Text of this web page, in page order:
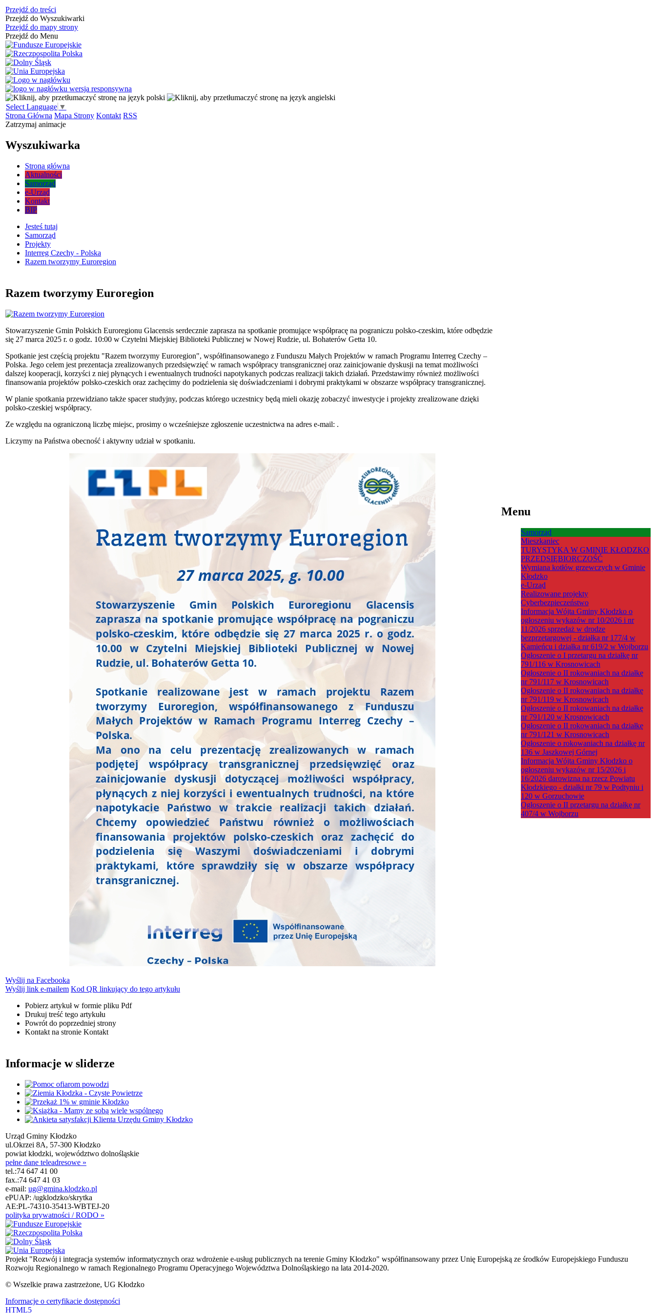
Przejdź do treści
Przejdź do Wyszukiwarki
Przejdź do mapy strony
Przejdź do Menu
Select Language ▼
Strona Główna Mapa Strony Kontakt RSS
Zatrzymaj animacje
Wyszukiwarka
Strona główna
Aktualności
Samorząd
e-Urząd
Kontakt
BIP
Jesteś tutaj
Samorząd
Projekty
Interreg Czechy - Polska
Razem tworzymy Euroregion
Razem tworzymy Euroregion
Stowarzyszenie Gmin Polskich Euroregionu Glacensis serdecznie zaprasza na spotkanie promujące współpracę na pograniczu polsko-czeskim, które odbędzie
się 27 marca 2025 r. o godz. 10:00 w Czytelni Miejskiej Biblioteki Publicznej w Nowej Rudzie, ul. Bohaterów Getta 10.
Spotkanie jest częścią projektu "Razem tworzymy Euroregion", współfinansowanego z Funduszu Małych Projektów w ramach Programu Interreg Czechy –
Polska. Jego celem jest prezentacja zrealizowanych przedsięwzięć w ramach współpracy transgranicznej oraz zainicjowanie dyskusji na temat możliwości
dalszej kooperacji, korzyści z niej płynących i ewentualnych trudności napotykanych podczas realizacji takich działań. Przedstawimy również możliwości
finansowania projektów polsko-czeskich oraz zachęcimy do podzielenia się doświadczeniami i dobrymi praktykami w obszarze współpracy transgranicznej.
W planie spotkania przewidziano także spacer studyjny, podczas którego uczestnicy będą mieli okazję zobaczyć inwestycje i projekty zrealizowane dzięki
polsko-czeskiej współpracy.
Ze względu na ograniczoną liczbę miejsc, prosimy o wcześniejsze zgłoszenie uczestnictwa na adres e-mail: .
Liczymy na Państwa obecność i aktywny udział w spotkaniu.
Wyślij na Facebooka
Wyślij link e-mailem Kod QR linkujący do tego artykułu
Pobierz artykuł w formie pliku Pdf
Drukuj treść tego artykułu
Powrót do poprzedniej strony
Kontakt na stronie Kontakt
Menu
Samorząd
Mieszkaniec
TURYSTYKA W GMINIE KŁODZKO
PRZEDSIĘBIORCZOŚĆ
Wymiana kotłów grzewczych w Gminie
Kłodzko
e-Urząd
Realizowane projekty
Cyberbezpieczeństwo
Informacja Wójta Gminy Kłodzko o
ogłoszeniu wykazów nr 10/2026 i nr
11/2026 sprzedaż w drodze
bezprzetargowej - działka nr 177/4 w
Kamieńcu i działka nr 619/2 w Wojborzu
Ogłoszenie o I przetargu na działkę nr
791/116 w Krosnowicach
Ogłoszenie o II rokowaniach na działkę
nr 791/117 w Krosnowicach
Ogłoszenie o II rokowaniach na działkę
nr 791/119 w Krosnowicach
Ogłoszenie o II rokowaniach na działkę
nr 791/120 w Krosnowicach
Ogłoszenie o II rokowaniach na działkę
nr 791/121 w Krosnowicach
Ogłoszenie o rokowaniach na działkę nr
136 w Jaszkowej Górnej
Informacja Wójta Gminy Kłodzko o
ogłoszeniu wykazów nr 15/2026 i
16/2026 darowizna na rzecz Powiatu
Kłodzkiego - działki nr 79 w Podtyniu i
120 w Gorzuchowie
Ogłoszenie o II przetargu na działkę nr
407/4 w Wojborzu
Informacje w sliderze
Urząd Gminy Kłodzko
ul.Okrzei 8A, 57-300 Kłodzko
powiat kłodzki, województwo dolnośląskie
pełne dane teleadresowe »
tel.:74 647 41 00
fax.:74 647 41 03
e-mail: ug@gmina.klodzko.pl
ePUAP: /ugklodzko/skrytka
AE:PL-74310-35413-WBTEJ-20
polityka prywatności / RODO »
Projekt "Rozwój i integracja systemów informatycznych oraz wdrożenie e-usług publicznych na terenie Gminy Kłodzko" współfinansowany przez Unię Europejską ze środków Europejskiego Funduszu
Rozwoju Regionalnego w ramach Regionalnego Programu Operacyjnego Województwa Dolnośląskiego na lata 2014-2020.
© Wszelkie prawa zastrzeżone, UG Kłodzko
Informacje o certyfikacie dostępności
HTML5